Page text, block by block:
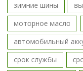
зимние шины
моторное масло
автомобильный
срок службы